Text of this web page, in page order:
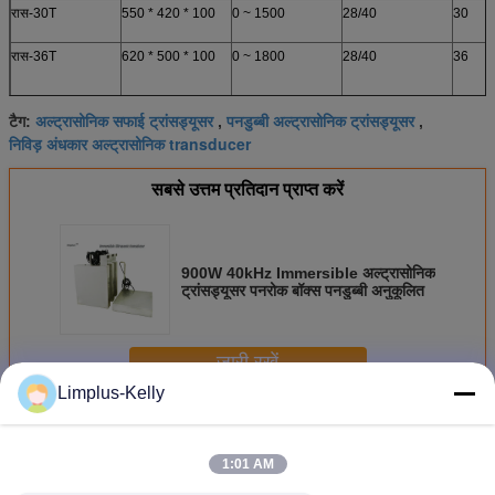
रास-30T 550 * 420 * 100 0 ~ 1500 28/40 30
रास-36T 620 * 500 * 100 0 ~ 1800 28/40 36
रास-48T 750 * 600 * 100 0 ~ 2400 28/40
टैग: अल्ट्रासोनिक सफाई ट्रांसड्यूसर, पनडुब्बी अल्ट्रासोनिक ट्रांसड्यूसर,
निविड़ अंधकार अल्ट्रासोनिक transducer
सबसे उत्तम प्रतिदान प्राप्त करें
900W 40kHz Immersible अल्ट्रासोनिक
ट्रांसड्यूसर पनरोक बॉक्स पनडुब्बी अनुकूलित
जारी रखें
अधिकImmersible अल्ट्रासोनिक ट्रांसड्यूसर
Limplus-Kelly
1:01 AM